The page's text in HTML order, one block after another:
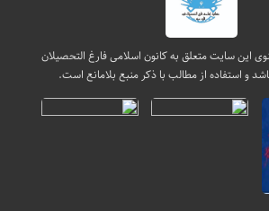
این سایت متعلق به کانون اسلامی فارغ التحصیلان
و استفاده از مطالب با ذکر منبع بلامانع است.